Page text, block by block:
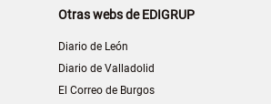
Otras webs de EDIGRUP
Diario de León
Diario de Valladolid
El Correo de Burgos